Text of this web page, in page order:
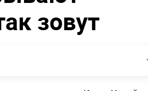
зовут